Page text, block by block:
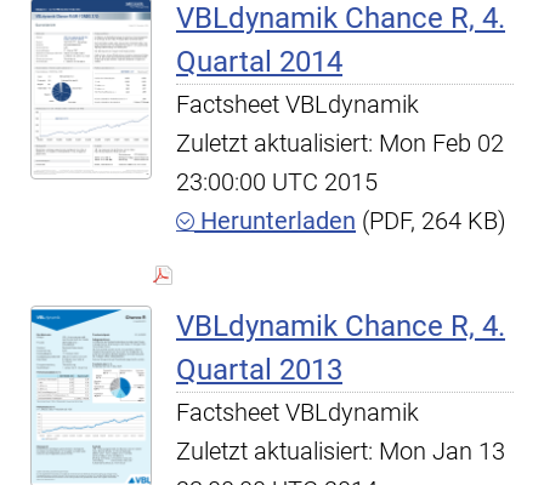
VBLdynamik Chance R, 4.
Quartal 2014
Factsheet VBLdynamik
Zuletzt aktualisiert: Mon Feb 02
23:00:00 UTC 2015
Herunterladen (PDF, 264 KB)
VBLdynamik Chance R, 4.
Quartal 2013
Factsheet VBLdynamik
Zuletzt aktualisiert: Mon Jan 13